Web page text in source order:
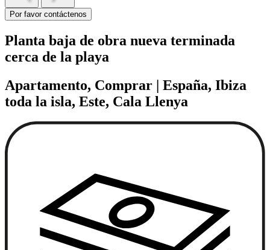
Por favor contáctenos
Planta baja de obra nueva terminada
cerca de la playa
Apartamento, Comprar | España, Ibiza
toda la isla, Este, Cala Llenya